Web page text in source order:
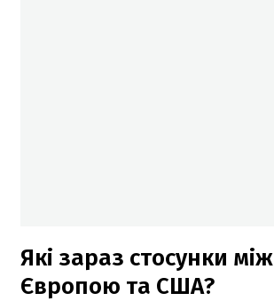
Які зараз стосунки між
Європою та США?